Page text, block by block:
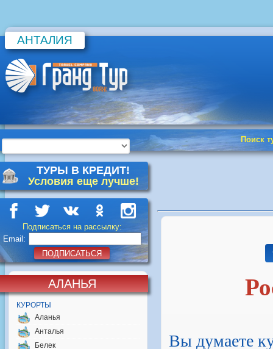
АНТАЛИЯ
Поиск
ТУРЫ В КРЕДИТ!
Условия еще лучше!
Подписаться на рассылку:
Email:
ПОДПИСАТЬСЯ
АЛАНЬЯ
КУРОРТЫ
Аланья
Анталья
Белек
Вы думаете